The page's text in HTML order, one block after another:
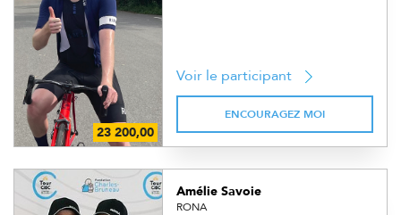
Voir le participant
ENCOURAGEZ MOI
Amélie Savoie
RONA